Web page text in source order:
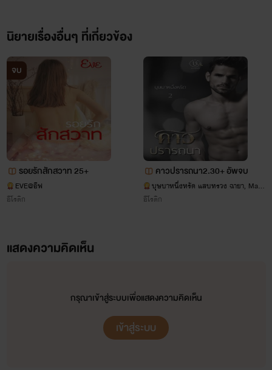
ชำระแค้นเป็นรายต่อไป แต่แล้ว... ยัยเด็กซาลาเปาที่หลบมุมอยู่
ในสมองซีกขวาก็เหยียบหัวสาวมั่นขึ้นมาเสนอหน้าพูดแทนวีนัส
“ต้องเลดี้เฟิร์สเท่านั้นหรือคะ” เควินยิ้มกว้าง เมื่อเปลวไฟแห่ง
ความหวังและอนาคตอันสดใสลุกโชติช่วงสว่างไสวขึ้นมา “ผมชื่อ
เควิน เบเน็ตตั้น อายุ 28ปี เป็นหลานชายของนายช่างหรั่งเจ้าของ
อู่ VJ Garage” เดี๋ยว! เขาไม่ใช่นายหลุยส์อย่างนั้นหรือ ? ผู้ชาย
คนนี้กำลังเล่นตลกกับเธออยู่ใช่ไหม ? วีนัสขมวดคิ้ว มีอะไร
รับรองหรือว่าสิ่งที่เขาบอกเธอนั้นมันเป็นคำโกหกพกลม ความ
หลากหลายทางอารมณ์รุมโจมตีหญิงสาว เธอพยายามค้นหา
ทว่า... ไม่มีเลย “เชิญคุณสุภาพสตรีครับ” เขาผายมือสองข้าง
SEX ON THE ROAD
เธอกลายเป็นบ้าใบ้ไปแล้ว! คริสเตียนลุกขึ้นถอด
ยีนส์ออกจากขายาวๆ ยืนอวดรูปร่างสูงโปร่งกว่
เมตรเก้าสิบที่อัดแน่นด้วยกล้ามเนื้อสวยงามใน
แบบผู้ชาย ทั้งเนื้อทั้งตัวมีแค่บ็อกเซอร์แบรนด์ดั
เขาเป็นนายแบบ นีน่าอยากจะกลับไปที่ผับแล้ว
นิยายเรื่องอื่นๆ ที่เกี่ยวข้อง
จบ
รอยรักสักสวาท 25+
EVE@อีฟ
อีโรติก
คาวปรารถนา2.30+ อัพจบ
บุษบาหนึ่งหรัด แสบทรวง ฉายา, Mag
nolia, Stylo romantique
อีโรติก
แสดงความคิดเห็น
กรุณาเข้าสู่ระบบเพื่อแสดงความคิดเห็น
เข้าสู่ระบบ